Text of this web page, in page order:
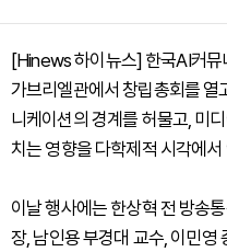
[Hinews 하이뉴스] 한국AI커
가브리엘관에서 창립총회를 열
니케이션의 경계를 허물고, 미
치는 영향을 다학제적 시각에
이날 행사에는 한상혁 전 방송
장, 남인용 부경대 교수, 이민영